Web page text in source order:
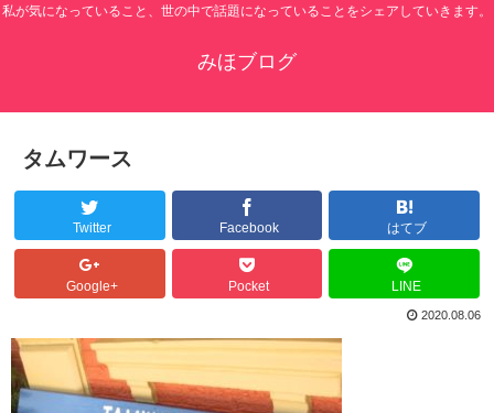
私が気になっていること、世の中で話題になっていることをシェアしていきます。
みほブログ
タムワース
Twitter Facebook はてブ
Google+ Pocket LINE
2020.08.06